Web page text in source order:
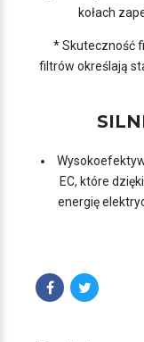
kołach
* Skuteczność
filtrów określają
EC, które
energię